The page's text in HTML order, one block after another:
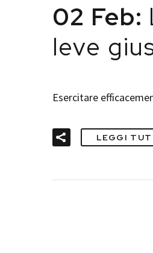
02 Feb:
leve
Esercitare
LEGGI